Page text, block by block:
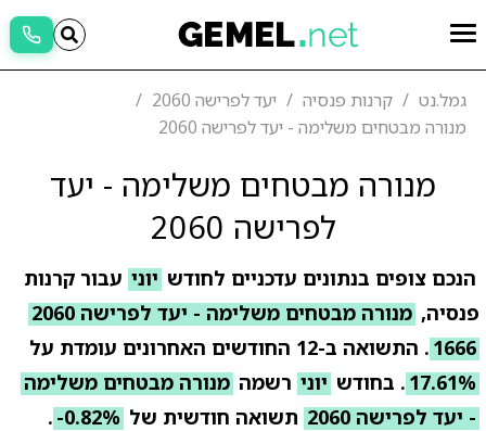
גמל.נט קרנות פנסיה
יעד לפרישה 2060
מנורה מבטחים משלימה - יעד לפרישה 2060
מנורה מבטחים משלימה - יעד
לפרישה 2060
הנכם צופים בנתונים עדכניים לחודש יוני עבור קרנות
פנסיה,
מנורה מבטחים משלימה - יעד לפרישה 2060
1666 . התשואה ב-12 החודשים האחרונים עומדת על
17.61% . בחודש יוני רשמה מנורה מבטחים משלימה
- יעד לפרישה 2060
תשואה חודשית של -0.82%
.